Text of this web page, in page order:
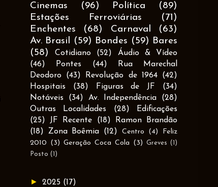
Cinemas
(96) Política
(89)
Estações Ferroviárias
(71)
Enchentes
(68) Carnaval
(63)
Av. Brasil
(59) Bondes (59) Bares
(58)
Cotidiano (52)
Áudio & Vídeo
(46)
Pontes (44)
Rua Marechal
Deodoro
(43) Revolução de 1964
(42)
Hospitais
(38) Figuras de JF
(34)
Notáveis
(34) Av. Independência
(28)
Outras Localidades
(28)
Edificações
(25)
JF Recente (18)
Ramon Brandão
(18)
Zona Boêmia (12) Centro (4)
Feliz
2010 (3) Geração Coca Cola (3) Greves (1)
Posto (1)
► 2025 (17)